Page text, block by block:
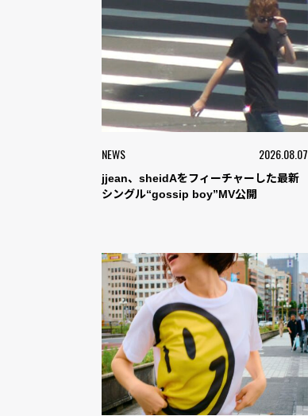
NEWS 2026.08.07
jjean、sheidAをフィーチャーした最新
シングル“gossip boy”MV公開